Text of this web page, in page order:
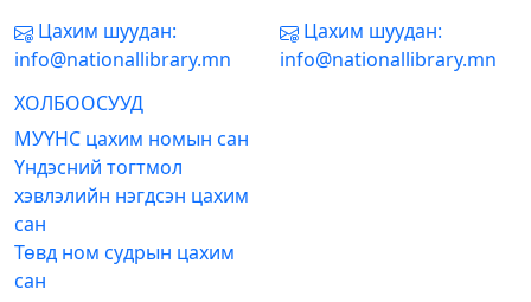
Цахим шуудан:
info@nationallibrary.mn
Цахим шуудан:
info@nationallibrary.mn
ХОЛБООСУУД
МУҮНС цахим номын сан
Үндэсний тогтмол
хэвлэлийн нэгдсэн цахим
сан
Төвд ном судрын цахим
сан